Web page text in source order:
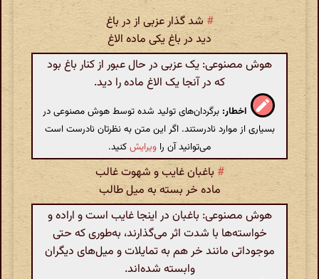
# شد گذار عزبی از در باغ
دید در باغ یکی ماده الاغ
هوش مصنوعی: یک عزبی در حال عبور از کنار باغ بود
که در آنجا یک الاغ ماده را دید.
اخطار: برگردان‌های تولید شده توسط هوش مصنوعی در
بسیاری از موارد نادرستند. اگر این متن به نظرتان نادرست است
می‌توانید آن را ویرایشکنید.
# باغبان غایب و شهوت غالب
ماده خر بسته به میل طالب
هوش مصنوعی: باغبان در اینجا غایب است و اراده و
خواسته‌ها با شدت اثر می‌گذارند، به‌طوری که حتی
موجوداتی مانند خر هم به تمایلات و میل‌های دیگران
وابسته شده‌اند.